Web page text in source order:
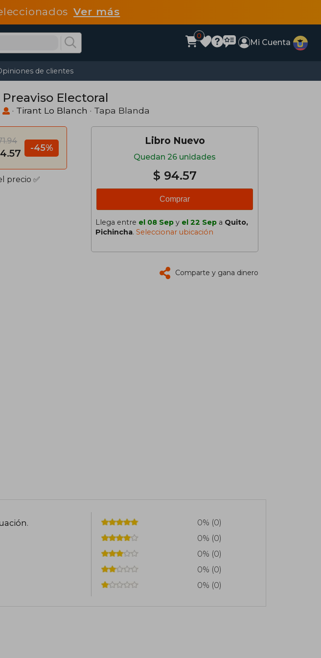
Ver más
0
Mi Cuenta
de clientes
Electoral
· Tirant Lo Blanch · Tapa Blanda
-45%
precio ✅
Libro Nuevo
Quedan 26 unidades
$ 94.57
Comprar
Llega entre el 08 Sep y el 22 Sep a Quito,
Pichincha. Seleccionar ubicación
Comparte y gana dinero
.
0% (0)
0% (0)
0% (0)
0% (0)
0% (0)